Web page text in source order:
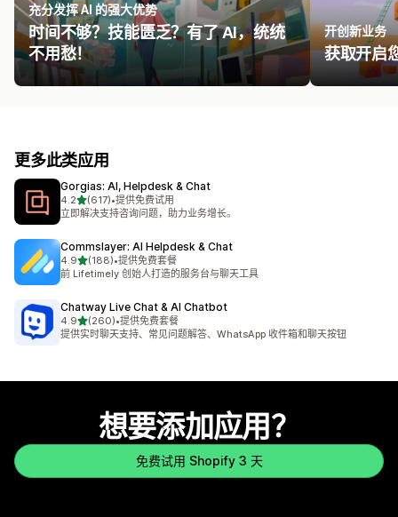
充分发挥 AI 的强大优势
时间不够？技能匮乏？有了 AI，统统
不用愁！
开创新业务
获取开启
更多此类应用
Gorgias: AI, Helpdesk & Chat
4.2星（满分 5 星）
(617)
总共 617 条评论
•提供免费试用
立即解决支持咨询问题，助力业务增长。
Commslayer: AI Helpdesk & Chat
4.9星（满分 5 星）
(188)
总共 188 条评论
•提供免费套餐
前 Lifetimely 创始人打造的服务台与聊天工具
Chatway Live Chat & AI Chatbot
4.9星（满分 5 星）
(260)
总共 260 条评论
•提供免费套餐
提供实时聊天支持、常见问题解答、WhatsApp 收件箱和聊天按钮
想要添加应用？
免费试用 Shopify 3 天